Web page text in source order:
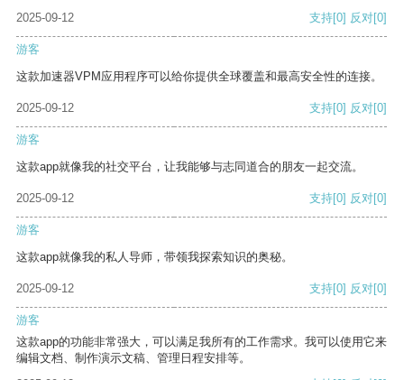
2025-09-12
支持[0] 反对[0]
游客
这款加速器VPM应用程序可以给你提供全球覆盖和最高安全性的连接。
2025-09-12 支持[0] 反对[0]
游客
这款app就像我的社交平台，让我能够与志同道合的朋友一起交流。
2025-09-12 支持[0] 反对[0]
游客
这款app就像我的私人导师，带领我探索知识的奥秘。
2025-09-12 支持[0] 反对[0]
游客
这款app的功能非常强大，可以满足我所有的工作需求。我可以使用它来
编辑文档、制作演示文稿、管理日程安排等。